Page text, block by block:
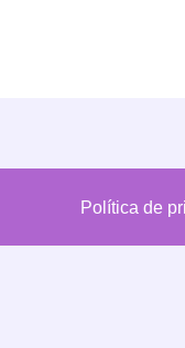
Política de